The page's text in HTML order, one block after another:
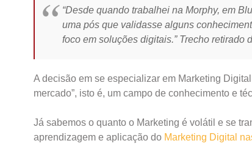
“Desde quando trabalhei na Morphy, em
uma pós que validasse alguns
foco em soluções digitais.” Trecho retirado
A decisão em se especializar em Marketing
mercado”, isto é, um campo de conhecimento e
Já sabemos o quanto o Marketing é volátil e se
aprendizagem e aplicação do Marketing Digital